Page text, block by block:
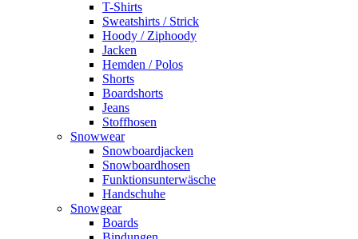
T-Shirts
Sweatshirts / Strick
Hoody / Ziphoody
Jacken
Hemden / Polos
Shorts
Boardshorts
Jeans
Stoffhosen
Snowwear
Snowboardjacken
Snowboardhosen
Funktionsunterwäsche
Handschuhe
Snowgear
Boards